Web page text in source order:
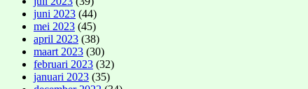
juni 2023 (44)
mei 2023 (45)
april 2023 (38)
maart 2023 (30)
februari 2023 (32)
januari 2023 (35)